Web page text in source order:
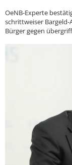
OeNB-Experte
schrittweiser Bargeld-
Bürger gegen